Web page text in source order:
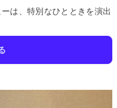
は、特別なひとときを演出